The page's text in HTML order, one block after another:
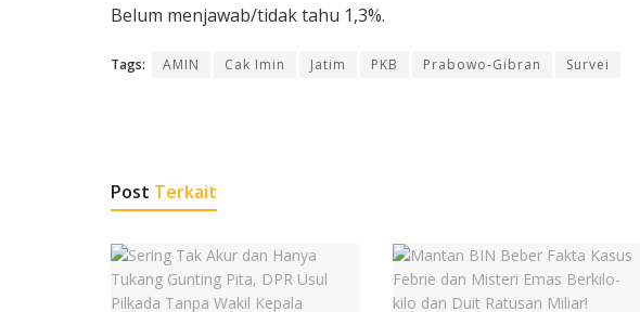
Belum menjawab/tidak tahu 1,3%.
Tags: AMIN Cak Imin Jatim PKB Prabowo-Gibran Survei
Post Terkait